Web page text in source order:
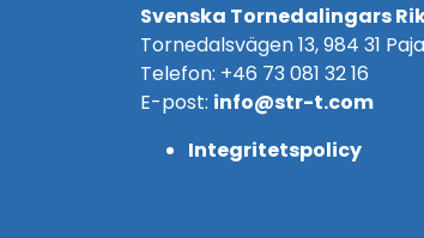
Svenska Tornedalingars
Tornedalsvägen 13, 984 31
Telefon: +46 73 081 32 16
E-post: info@str-t.com
Integritetspolicy